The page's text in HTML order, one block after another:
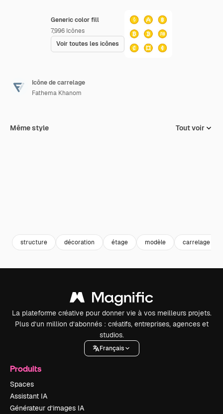
Generic color fill
7,996 Icônes
Voir toutes les icônes
Icône de carrelage
Fathema Khanom
Même style Tout voir
structure décoration étage modèle carrelage
La plateforme créative pour donner vie à vos meilleurs projets.
Plus d’un million d’abonnés : créatifs, entreprises, agences et
studios.
Français
Produits
Spaces
Assistant IA
Générateur d’images IA